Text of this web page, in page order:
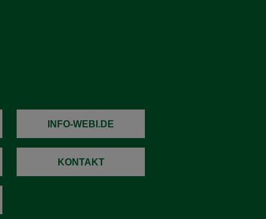
INFO-WEBI.DE
KONTAKT